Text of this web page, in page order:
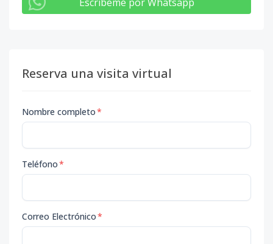
Reserva una visita virtual
Nombre completo*
Teléfono*
Correo Electrónico*